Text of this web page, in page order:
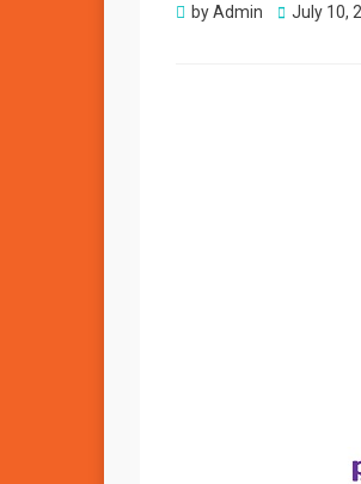
byAdmin
Posted
July 10,